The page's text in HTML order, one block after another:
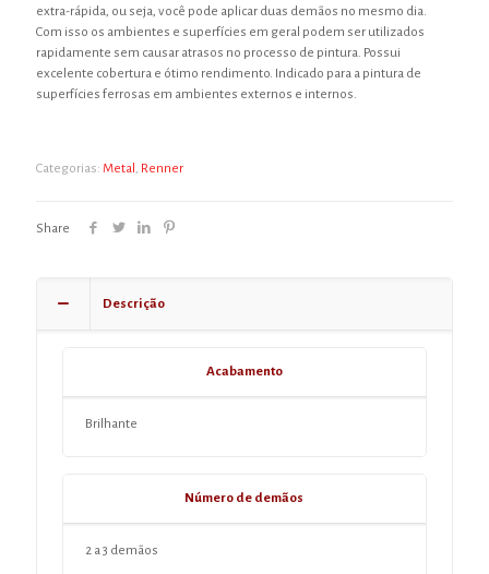
extra-rápida, ou seja, você pode aplicar duas demãos no mesmo dia.
Com isso os ambientes e superfícies em geral podem ser utilizados
rapidamente sem causar atrasos no processo de pintura. Possui
excelente cobertura e ótimo rendimento. Indicado para a pintura de
superfícies ferrosas em ambientes externos e internos.
Categorias: Metal , Renner
Share
Descrição
Acabamento
Brilhante
Número de demãos
2 a 3 demãos